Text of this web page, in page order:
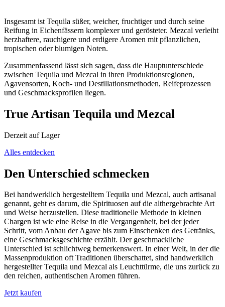
Insgesamt ist Tequila süßer, weicher, fruchtiger und durch seine
Reifung in Eichenfässern komplexer und gerösteter. Mezcal verleiht
herzhaftere, rauchigere und erdigere Aromen mit pflanzlichen,
tropischen oder blumigen Noten.
Zusammenfassend lässt sich sagen, dass die Hauptunterschiede
zwischen Tequila und Mezcal in ihren Produktionsregionen,
Agavensorten, Koch- und Destillationsmethoden, Reifeprozessen
und Geschmacksprofilen liegen.
True Artisan Tequila und Mezcal
Derzeit auf Lager
Alles entdecken
Den Unterschied schmecken
Bei handwerklich hergestelltem Tequila und Mezcal, auch artisanal
genannt, geht es darum, die Spirituosen auf die althergebrachte Art
und Weise herzustellen. Diese traditionelle Methode in kleinen
Chargen ist wie eine Reise in die Vergangenheit, bei der jeder
Schritt, vom Anbau der Agave bis zum Einschenken des Getränks,
eine Geschmacksgeschichte erzählt. Der geschmackliche
Unterschied ist schlichtweg bemerkenswert. In einer Welt, in der die
Massenproduktion oft Traditionen überschattet, sind handwerklich
hergestellter Tequila und Mezcal als Leuchttürme, die uns zurück zu
den reichen, authentischen Aromen führen.
Jetzt kaufen